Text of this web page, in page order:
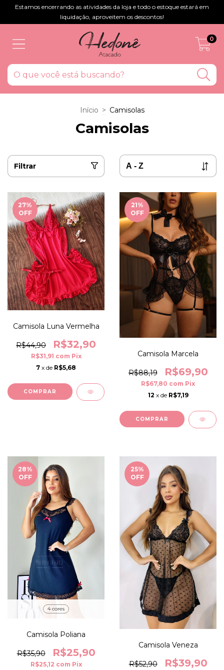
Estamos encerrando as atividades da loja e todo o estoque estará em
liquidação, aproveitem os descontos!
0
Início > Camisolas
Camisolas
Filtrar
27%
OFF
Camisola Luna Vermelha
R$44,90 R$32,90
R$31,91 com Pix
7 x de R$5,68
COMPRAR
21%
OFF
Camisola Marcela
R$88,19 R$69,90
R$67,80 com Pix
12 x de R$7,19
COMPRAR
28%
OFF
4 cores
Camisola Poliana
R$35,90 R$25,90
R$25,12 com Pix
25%
OFF
Camisola Veneza
R$52,90 R$39,90